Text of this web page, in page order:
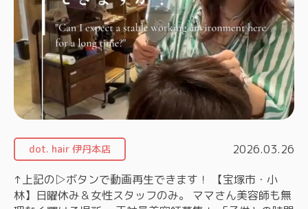
dot. hair 伊丹本店 2026.03.26
↑上記の▷ボタンで動画再生できます！ 【宝塚市・小
林】日曜休み＆女性スタッフのみ。 ママさん美容師も無